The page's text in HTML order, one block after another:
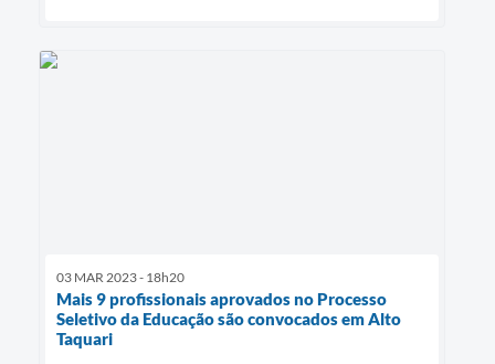
03 MAR 2023 - 18h20
Mais 9 profissionais aprovados no Processo
Seletivo da Educação são convocados em Alto
Taquari